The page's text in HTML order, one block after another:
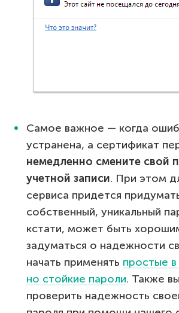
Самое важное — когда
устранена, а сертификат
немедленно смените свой
учетной записи. При этом
сервиса придется
собственный, уникальный
кстати, может быть
задуматься о надежности
начать применять простые
но стойкие пароли. Также
проверить надежность